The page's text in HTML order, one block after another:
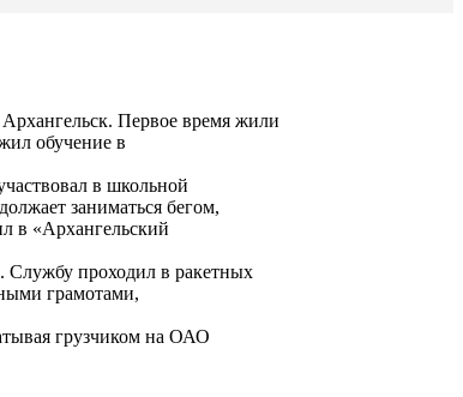
Первое время жили
обучение в
в школьной
заниматься бегом,
в «Архангельский
Службу проходил в ракетных
грамотами,
грузчиком на ОАО